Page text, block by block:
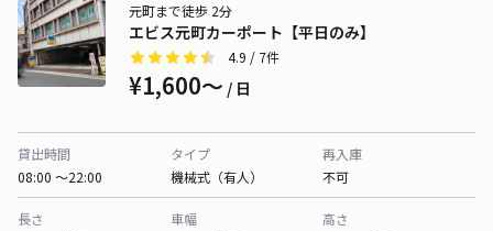
エビス元町カーポート【平日のみ】
元町まで徒歩 2分
4.9 / 7件
¥1,600〜 / 日
貸出時間
08:00 〜22:00
タイプ
機械式（有人）
再入庫
不可
長さ
車幅
高さ